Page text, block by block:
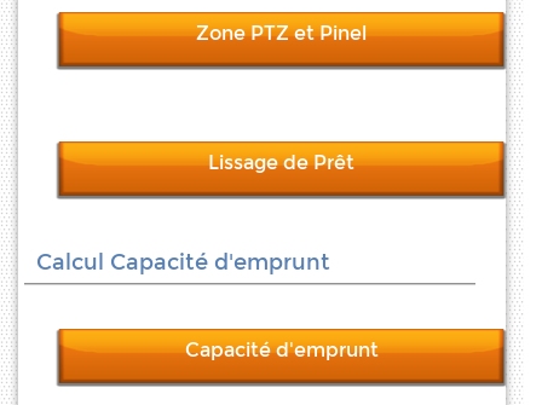
Zone PTZ et Pinel
Lissage de Prêt
Calcul Capacité d'emprunt
Capacité d'emprunt